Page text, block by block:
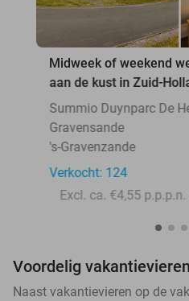
Midweek of weekend
aan de kust in Zuid-
Summio Duynparc De
Gravensande
's-Gravenzande
Verkocht: 124
Excl. ca. €4,55
Voordelig
Naast vakantievieren op de